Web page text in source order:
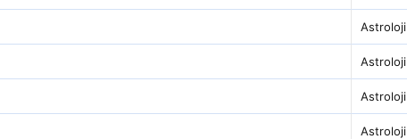
Astroloji
Astroloji
Astroloji
Astroloji